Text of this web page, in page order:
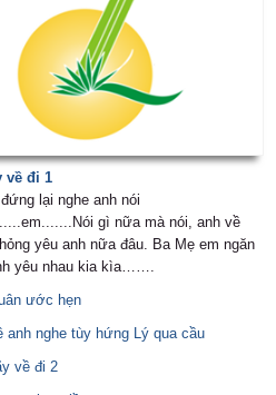
về đi 1
lại nghe anh nói
gì nữa mà nói, anh về
yêu anh nữa đâu. Ba Mẹ em ngăn
yêu nhau kia kìa…….
ước hẹn
anh nghe tùy hứng Lý qua cầu
về đi 2